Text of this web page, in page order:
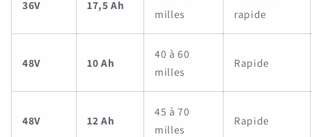
36V 17,5 Ah
milles
rapide
48V 10 Ah
40 à 60
milles
Rapide
48V 12 Ah
45 à 70
milles
Rapide